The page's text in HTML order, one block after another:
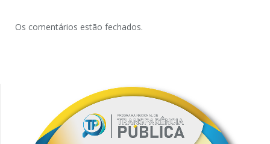
Os comentários estão fechados.